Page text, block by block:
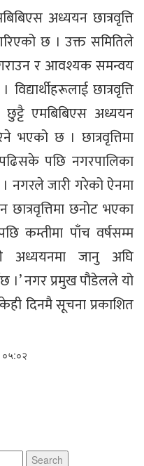
अध्ययन छात्रवृत्ति
छ । उक्त समितिले
गराउन र आवश्यक समन्वय
छात्रवृत्ति
छुट्टै एमबिबिएस अध्ययन
भएको छ । छात्रवृत्तिमा
पढिसके पछि नगरपालिका
। नगरले जारी गरेको ऐनमा
छनोट भएका
कम्तीमा पाँच वर्षसम्म
अध्ययनमा जानु अघि
।’ नगर प्रमुख पौडेलले यो
दिनमै सूचना प्रकाशित
०५:०२